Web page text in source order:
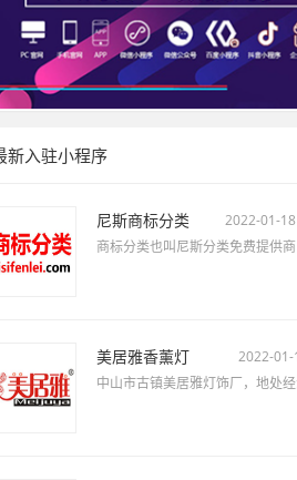
新入驻小程序
尼斯商标分类
2022-01-18
商标分类也叫尼斯分类免费提供商
美居雅香薰灯
2022-01-
中山市古镇美居雅灯饰厂，地处